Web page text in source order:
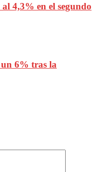
4,3% en el segundo
un 6% tras la